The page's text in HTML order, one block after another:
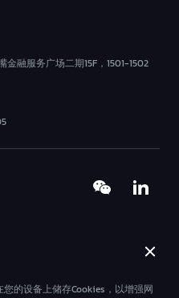
的设备上储存Cookies，以增强网
融服务广场二期15F，1501-1502